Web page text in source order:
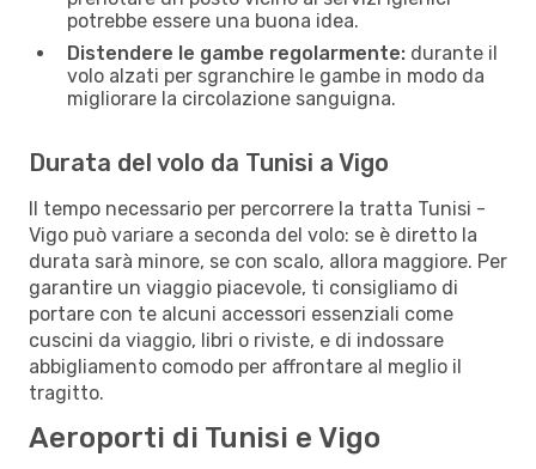
potrebbe essere una buona idea.
Distendere le gambe regolarmente: durante il
volo alzati per sgranchire le gambe in modo da
migliorare la circolazione sanguigna.
Durata del volo da Tunisi a Vigo
Il tempo necessario per percorrere la tratta Tunisi -
Vigo può variare a seconda del volo: se è diretto la
durata sarà minore, se con scalo, allora maggiore. Per
garantire un viaggio piacevole, ti consigliamo di
portare con te alcuni accessori essenziali come
cuscini da viaggio, libri o riviste, e di indossare
abbigliamento comodo per affrontare al meglio il
tragitto.
Aeroporti di Tunisi e Vigo